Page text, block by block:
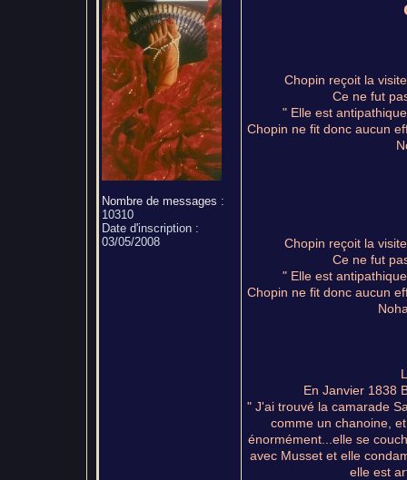
Nombre de messages :
10310
Date d'inscription :
03/05/2008
Chopin reçoit la
Ce ne fut
" Elle est
Chopin ne fit donc aucun
Chopin reçoit la
Ce ne fut
" Elle est
Chopin ne fit donc aucun
En Janvier 1838
" J'ai trouvé la camarade
comme un chanoine,
énormément...elle se
avec Musset et elle
elle est